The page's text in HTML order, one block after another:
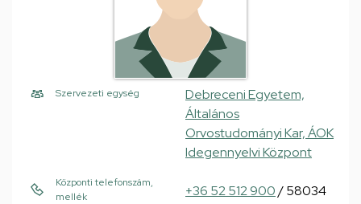
Szervezeti egység
Debreceni Egyetem,
Általános
Orvostudományi Kar, ÁOK
Idegennyelvi Központ
Központi telefonszám,
mellék
+36 52 512 900/ 58034